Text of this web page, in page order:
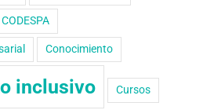
CODESPA
Conocimiento
inclusivo Cursos